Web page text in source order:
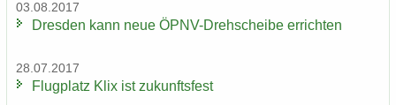
03.08.2017
Dres­den kann neue ÖPNV-​Drehscheibe er­rich­ten
28.07.2017
Flug­platz Klix ist zu­kunfts­fest